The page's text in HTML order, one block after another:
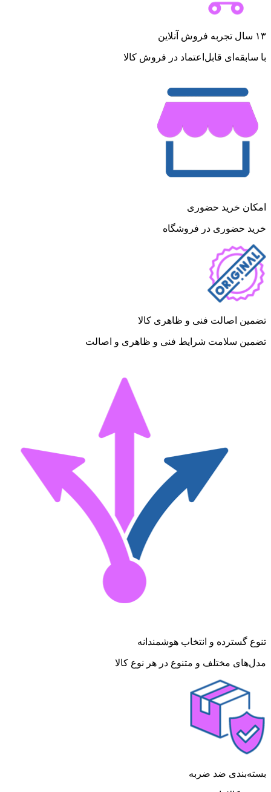
۱۳ سال تجربه فروش آنلاین
با سابقه‌ای قابل‌اعتماد در فروش کالا
امکان خرید حضوری
خرید حضوری در فروشگاه
تضمین اصالت فنی و ظاهری کالا
تضمین سلامت شرایط فنی و ظاهری و اصالت
تنوع گسترده و انتخاب هوشمندانه
مدل‌های مختلف و متنوع در هر نوع کالا
بسته‌بندی ضد ضربه